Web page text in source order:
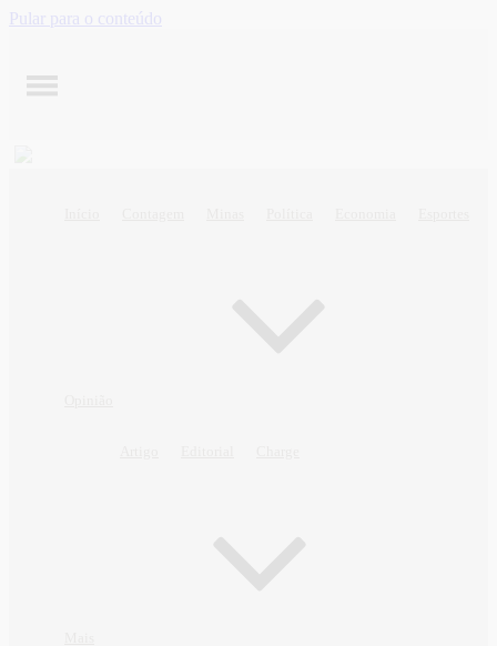
Pular para o conteúdo